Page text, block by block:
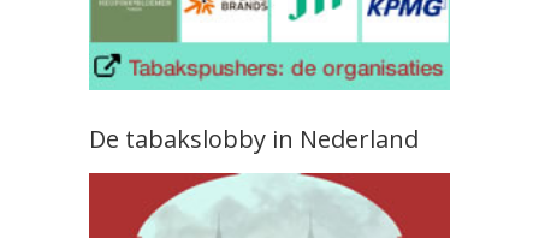
De tabakslobby in Nederland